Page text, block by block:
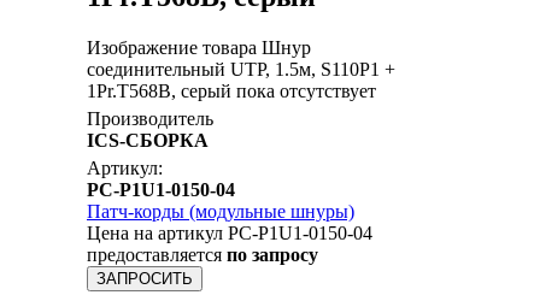
Изображение товара Шнур
соединительный UTP, 1.5м, S110P1 +
1Pr.T568B, серый пока отсутствует
Производитель
ICS-СБОРКА
Артикул:
PC-P1U1-0150-04
Патч-корды (модульные шнуры)
Цена на артикул PC-P1U1-0150-04
предоставляется по запросу
ЗАПРОСИТЬ